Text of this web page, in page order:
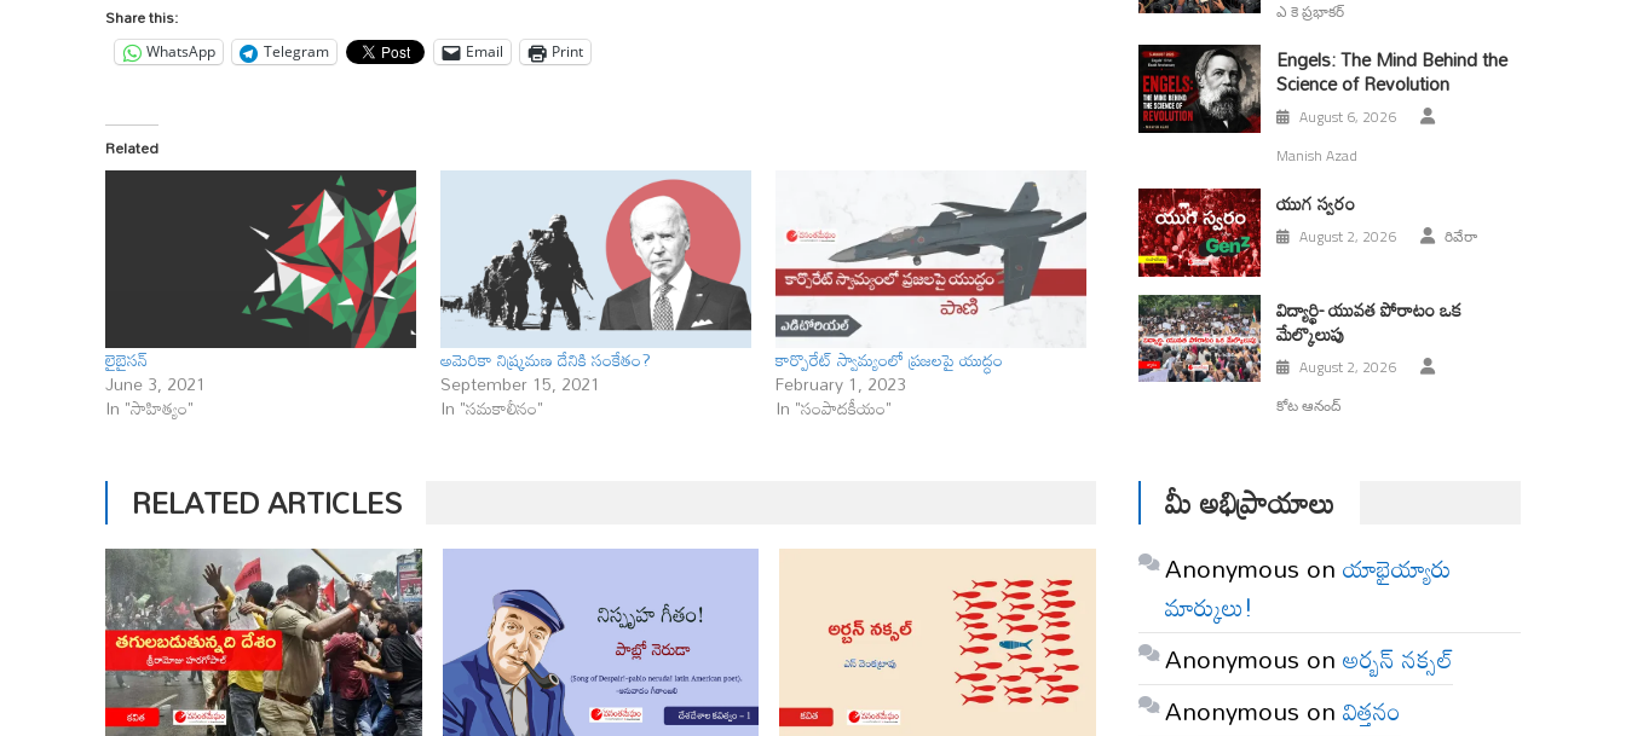
Share this:
WhatsApp Telegram Email Print
Related
లైబైసన్
June 3, 2021
In "సాహిత్యం"
అమెరికా నిష్క్రమణ దేనికి సంకేతం?
September 15, 2021
In "సమకాలీనం"
కార్పొరేట్ స్వామ్యంలో ప్రజలపై యుద్ధం
February 1, 2023
In "సంపాదకీయం"
RELATED ARTICLES
ఎ కె ప్రభాకర్
Engels: The Mind Behind the
Science of Revolution
August 6, 2026
Manish Azad
యుగ స్వ‌రం
August 2, 2026 రివేరా
విద్యార్థి- యువత పోరాటం ఒక
మేల్కొలుపు
August 2, 2026
కోట ఆనంద్
మీ అభిప్రాయాలు
Anonymous onయాభైయ్యారు
మార్కులు!
Anonymous onఅర్బన్ నక్సల్
Anonymous onవిత్తనం